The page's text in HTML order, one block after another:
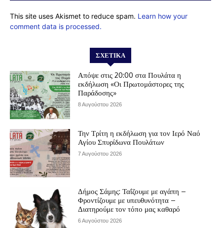
This site uses Akismet to reduce spam. Learn how your
comment data is processed.
ΣΧΕΤΙΚΆ
Απόψε στις 20:00 στα Πουλάτα η
εκδήλωση «Οι Πρωτομάστορες της
Παράδοσης»
8 Αυγούστου 2026
Την Τρίτη η εκδήλωση για τον Ιερό Ναό
Αγίου Σπυρίδωνα Πουλάτων
7 Αυγούστου 2026
Δήμος Σάμης: Ταΐζουμε με αγάπη –
Φροντίζουμε με υπευθυνότητα –
Διατηρούμε τον τόπο μας καθαρό
6 Αυγούστου 2026